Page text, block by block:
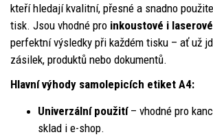
kteří hledají kvalitní, přesné a snadno
tisk. Jsou vhodné pro inkoustové i
perfektní výsledky při každém tisku – ať už
zásilek, produktů nebo dokumentů.
Hlavní výhody samolepicích etiket A4:
Univerzální použití– vhodné pro
sklad i e-shop.